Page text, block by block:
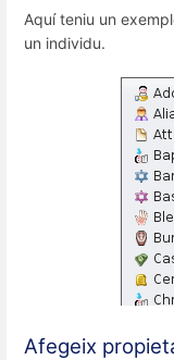
Aquí teniu un
un individu.
Afegeix